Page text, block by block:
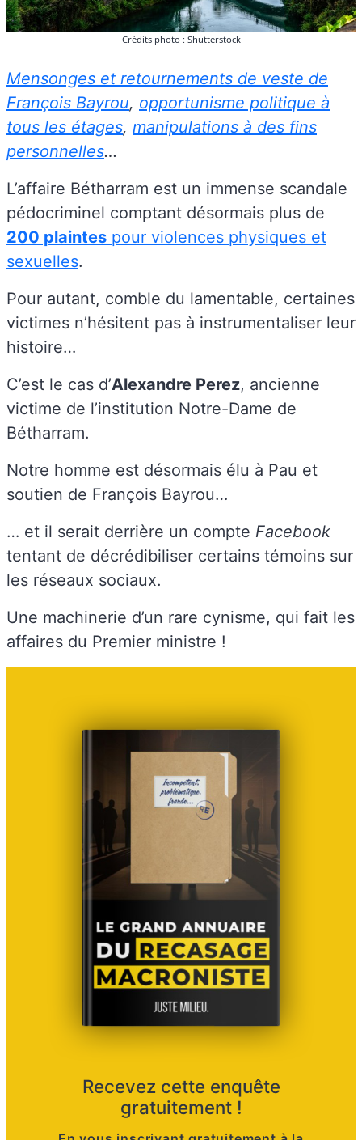
Crédits photo : Shutterstock
Mensonges et retournements de veste de
François Bayrou, opportunisme politique à
tous les étages, manipulations à des fins
personnelles…
L’affaire Bétharram est un immense scandale
pédocriminel comptant désormais plus de
200 plaintes pour violences physiques et
sexuelles.
Pour autant, comble du lamentable, certaines
victimes n’hésitent pas à instrumentaliser leur
histoire…
C’est le cas d’Alexandre Perez, ancienne
victime de l’institution Notre-Dame de
Bétharram.
Notre homme est désormais élu à Pau et
soutien de François Bayrou…
… et il serait derrière un compte Facebook
tentant de décrédibiliser certains témoins sur
les réseaux sociaux.
Une machinerie d’un rare cynisme, qui fait les
affaires du Premier ministre !
Recevez cette enquête
gratuitement !